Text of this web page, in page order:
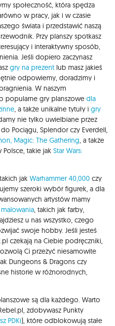
społeczność, która spędza
w pracy, jak i w czasie
świata i przedstawić naszą
Przy planszy spotkasz
i interaktywny sposób,
Jeśli dopiero zaczynasz
gry na prezent lub masz jakieś
odpowiemy, doradzimy i
W naszym
popularne gry planszowe dla
, a także unikalne tytuły i gry
nie tylko uwielbiane przez
Pociągu, Splendor czy Everdell,
Magic: The Gathering, a także
Polsce, takie jak Star Wars:
jak Warhammer 40,000 czy
szeroki wybór figurek, a dla
artystów mamy
, takich jak farby,
u nas wszystko, czego
swoje hobby. Jeśli jesteś
czekają na Ciebie podręczniki,
Ci przeżyć niesamowite
Dungeons & Dragons czy
historie w różnorodnych,
są dla każdego. Warto
zdobywasz Punkty
PDKi), które odblokowują stałe